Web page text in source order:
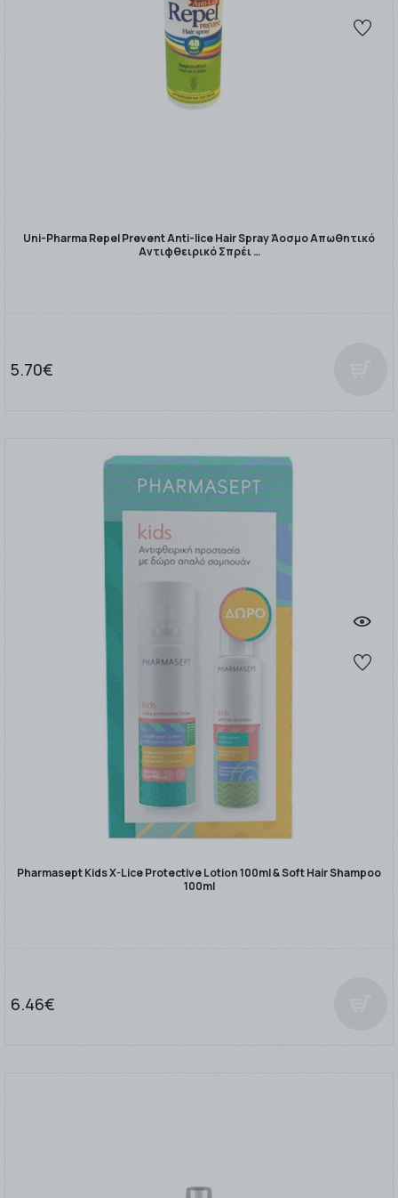
Uni-Pharma Repel Prevent Anti-lice Hair Spray Άοσμο Απωθητικό
Αντιφθειρικό Σπρέι …
5.70€
Pharmasept Kids X-Lice Protective Lotion 100ml & Soft Hair Shampoo
100ml
6.46€